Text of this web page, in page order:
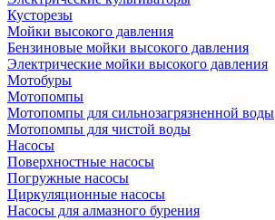
Кусторезы
Мойки высокого давления
Бензиновые мойки высокого давления
Электрические мойки высокого давления
Мотобуры
Мотопомпы
Мотопомпы для сильнозагрязненной воды
Мотопомпы для чистой воды
Насосы
Поверхностные насосы
Погружные насосы
Циркуляционные насосы
Насосы для алмазного бурения